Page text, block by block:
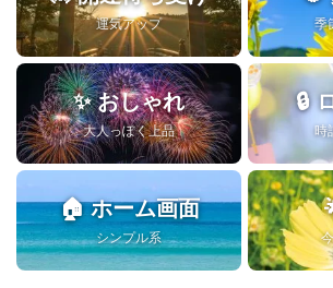
運気アップ 季
✨ おしゃれ
大人っぽく上品
🔒
時
🏠 ホーム画面
シンプル系